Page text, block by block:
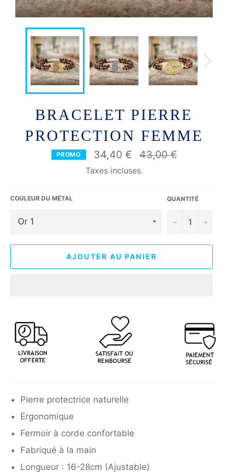
BRACELET PIERRE
PROTECTION FEMME
PROMO 34,40 €
Prix
régulier
43,00 €
Taxes incluses.
COULEUR DU MÉTAL QUANTITÉ
− +
AJOUTER AU PANIER
Pierre protectrice naturelle
Ergonomique
Fermoir à corde confortable
Fabriqué à la main
Longueur : 16-28cm (Ajustable)